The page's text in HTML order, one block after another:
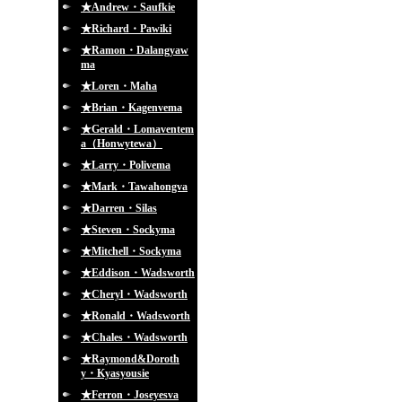
★Andrew・Saufkie
★Richard・Pawiki
★Ramon・Dalangyaw
ma
★Loren・Maha
★Brian・Kagenvema
★Gerald・Lomaventem
a（Honwytewa）
★Larry・Polivema
★Mark・Tawahongva
★Darren・Silas
★Steven・Sockyma
★Mitchell・Sockyma
★Eddison・Wadsworth
★Cheryl・Wadsworth
★Ronald・Wadsworth
★Chales・Wadsworth
★Raymond&Doroth
y・Kyasyousie
★Ferron・Joseyesva